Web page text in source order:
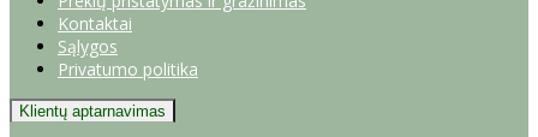
Kontaktai
Sąlygos
Privatumo politika
Klientų aptarnavimas